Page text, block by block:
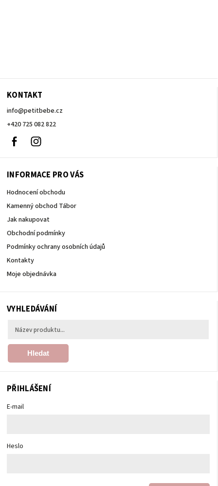
KONTAKT
info@petitbebe.cz
+420 725 082 822
Facebook
INFORMACE PRO VÁS
Hodnocení obchodu
Kamenný obchod Tábor
Jak nakupovat
Obchodní podmínky
Podmínky ochrany osobních údajů
Kontakty
Moje objednávka
VYHLEDÁVÁNÍ
Hledat
PŘIHLÁŠENÍ
E-mail
Heslo